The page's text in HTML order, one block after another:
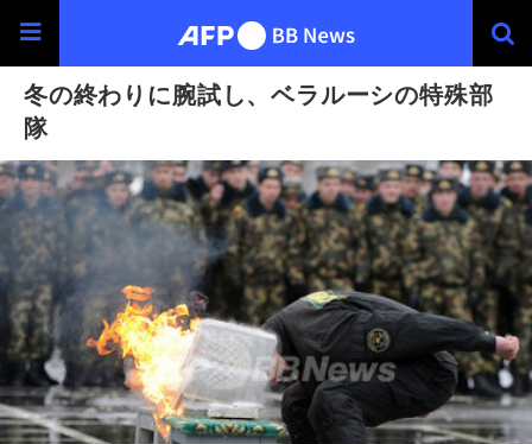
冬の終わりに腕試し、ベラルーシの特殊部
隊